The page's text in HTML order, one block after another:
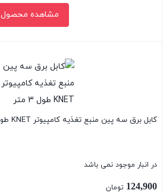
مشاهده محصول
کابل برق سه پین منبع تغذیه کامپیوتر KNET طول 3 متر
در انبار موجود نمی باشد
124,900 تومان